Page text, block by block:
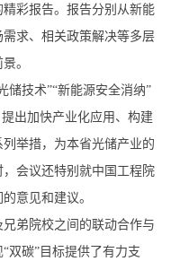
彩报告。报告分别从新能
求、相关政策解决等多层
。
储技术”“新能源安全消纳”
出加快产业化应用、构建
举措，为本省光储产业的
会议还特别就中国工程院
意见和建议。
弟院校之间的联动合作与
双碳”目标提供了有力支